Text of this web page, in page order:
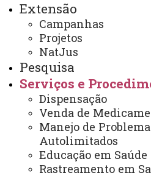
Arquivo Virtual
Extensão
Campanhas
Projetos
NatJus
Pesquisa
Serviços e
Dispensação
Venda de
Manejo de
Autolimitados
Educação em Saúde
Rastreamento em
Verificação de
Clínicos -
Glicemia Capilar
Corporal